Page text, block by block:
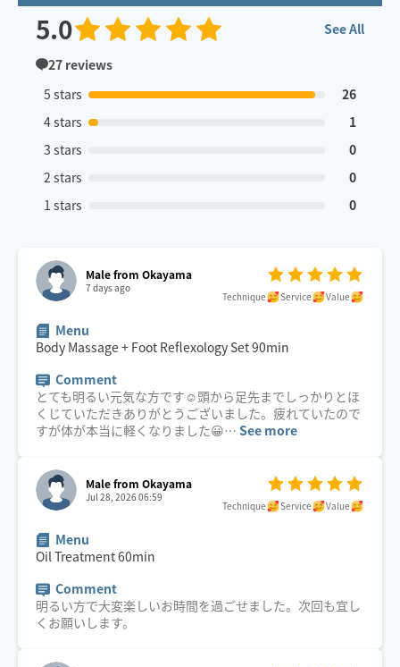
5.0
See All
27 reviews
5 stars
26
4 stars
1
3 stars
0
2 stars
0
1 stars
0
Male from Okayama
7 days ago
Technique Service Value
Menu
Body Massage + Foot Reflexology Set90min
Comment
とても明るい元気な方です☺️頭から足先までしっかりとほ
くじていただきありがとうございました。疲れていたので
すが体が本当に軽くなりました😀… See more
Male from Okayama
Jul 28, 2026 06:59
Technique Service Value
Menu
Oil Treatment60min
Comment
明るい方で大変楽しいお時間を過ごせました。次回も宜し
くお願いします。